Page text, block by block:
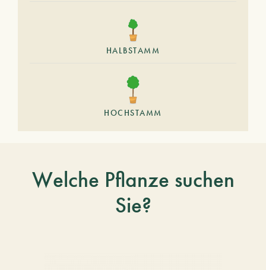
HALBSTAMM
HOCHSTAMM
Welche Pflanze suchen
Sie?